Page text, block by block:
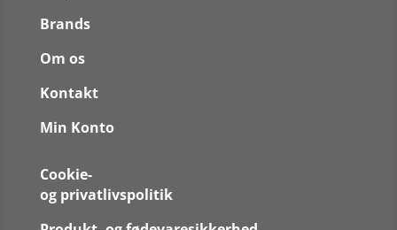
Brands
Om os
Kontakt
Min Konto
Cookie-
og privatlivspolitik